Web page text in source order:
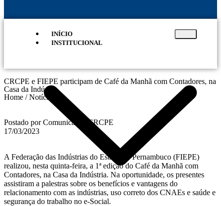
INÍCIO
INSTITUCIONAL
CRCPE e FIEPE participam de Café da Manhã com Contadores, na
Casa da Indústria
Home / Notícias
Postado por Comunicação CRCPE
17/03/2023
A Federação das Indústrias do Estado de Pernambuco (FIEPE)
realizou, nesta quinta-feira, a 1ª edição do Café da Manhã com
Contadores, na Casa da Indústria. Na oportunidade, os presentes
assistiram a palestras sobre os benefícios e vantagens do
relacionamento com as indústrias, uso correto dos CNAEs e saúde e
segurança do trabalho no e-Social.